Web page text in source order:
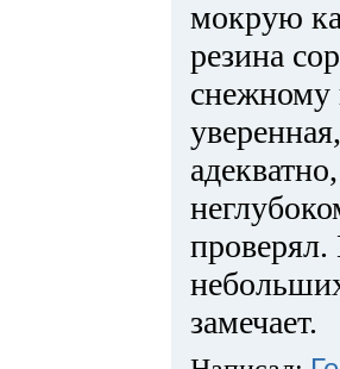
мокрую
резина
снежному
замечает.